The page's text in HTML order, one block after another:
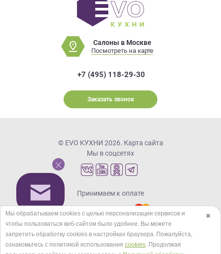
Салоны в Москве
Посмотреть на карте
+7 (495) 118-29-30
Заказать звонок
© EVO КУХНИ 2026. Карта сайта
Мы в соцсетях
Принимаем к оплате
Кредиты и рассрочка
✖
Мы обрабатываем cookies с целью персонализации сервисов и
чтобы пользоваться веб-сайтом было удобнее. Вы можете
запретить обработку сookies в настройках браузера. Пожалуйста,
ознакомьтесь с политикой использования cookies. Продолжая